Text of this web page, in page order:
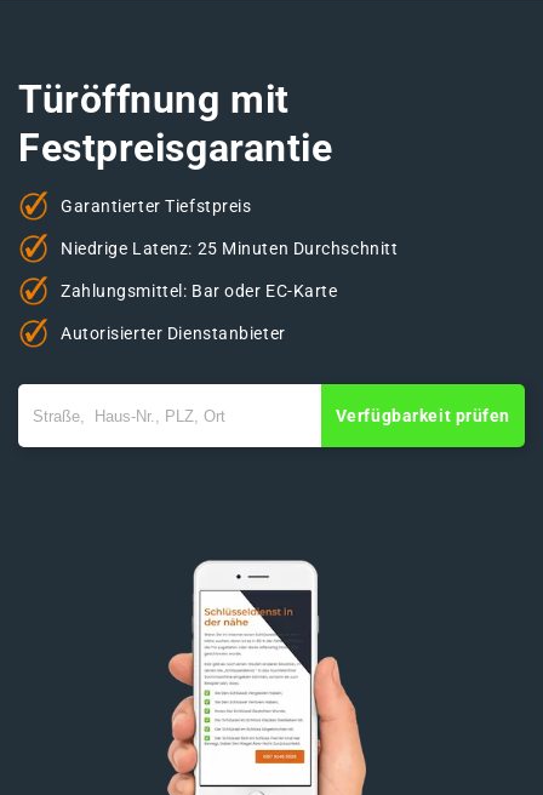
Türöffnung mit
Festpreisgarantie
Garantierter Tiefstpreis
Niedrige Latenz: 25 Minuten Durchschnitt
Zahlungsmittel: Bar oder EC-Karte
Autorisierter Dienstanbieter
Verfügbarkeit prüfen